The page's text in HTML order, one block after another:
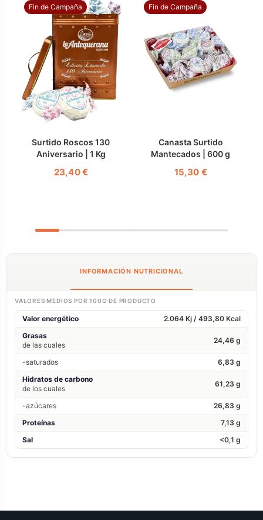
Fin de Campaña
Surtido Roscos 130
Aniversario | 1 Kg
23,40 €
Fin de Campaña
Canasta Surtido
Mantecados | 600 g
15,30 €
INFORMACIÓN NUTRICIONAL
VALORES MEDIOS POR 100G DE PRODUCTO
Valor energético
2.064 Kj / 493,80 Kcal
Grasas
de las cuales
24,46 g
-saturados
6,83 g
Hidratos de carbono
de los cuales
61,23 g
-azúcares
26,83 g
Proteínas
7,13 g
Sal
<0,1 g